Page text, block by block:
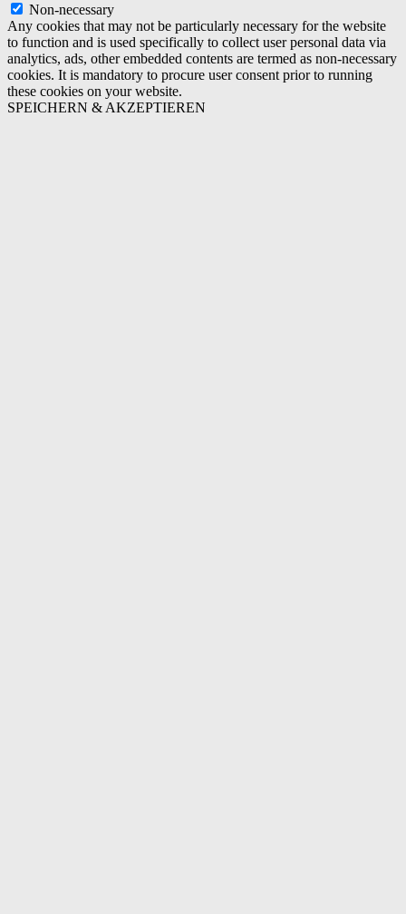
Non-necessary
Any cookies that may not be particularly necessary for the website
to function and is used specifically to collect user personal data via
analytics, ads, other embedded contents are termed as non-necessary
cookies. It is mandatory to procure user consent prior to running
these cookies on your website.
SPEICHERN & AKZEPTIEREN